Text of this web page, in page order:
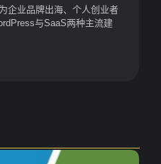
企业品牌出海、个人创业者
与SaaS两种主流建